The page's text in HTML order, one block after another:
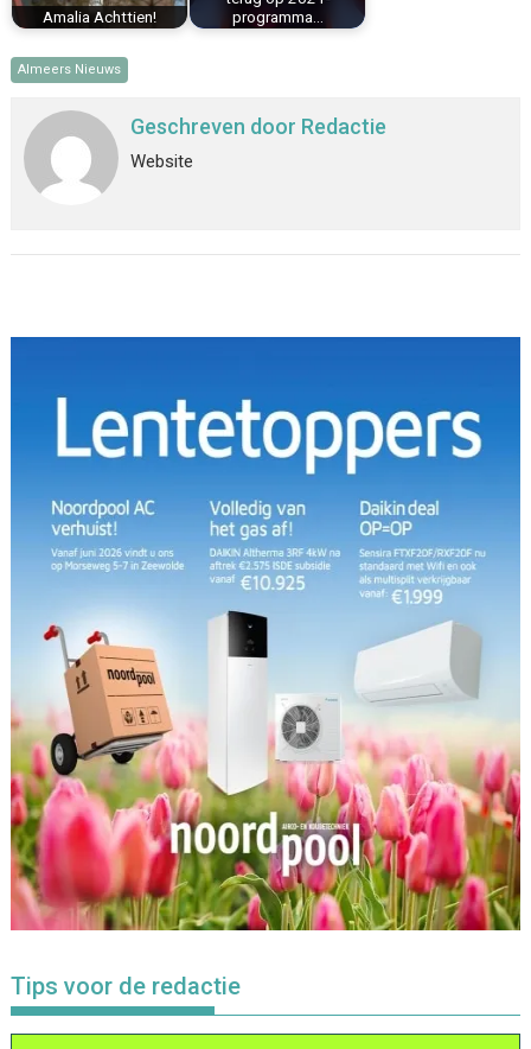
Amalia Achttien!
programma…
Almeers Nieuws
Geschreven door Redactie
Website
Tips voor de redactie